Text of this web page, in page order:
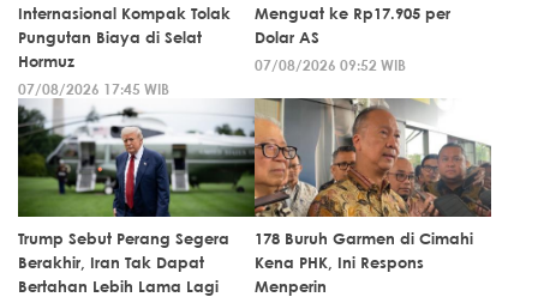
Internasional Kompak Tolak
Pungutan Biaya di Selat
Hormuz
07/08/2026 17:45 WIB
Menguat ke Rp17.905 per
Dolar AS
07/08/2026 09:52 WIB
Trump Sebut Perang Segera
Berakhir, Iran Tak Dapat
Bertahan Lebih Lama Lagi
178 Buruh Garmen di Cimahi
Kena PHK, Ini Respons
Menperin